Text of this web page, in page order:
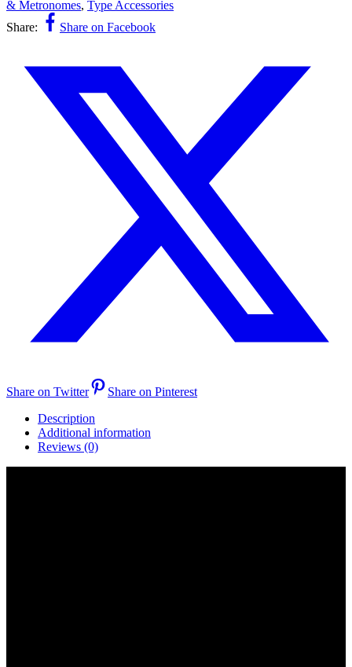
& Metronomes, Type Accessories
Share:
Share on Facebook
Share on Twitter
Share on Pinterest
Description
Additional information
Reviews (0)